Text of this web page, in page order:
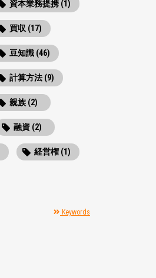
資本業務提携 (1)
買収 (17)
豆知識 (46)
計算方法 (9)
親族 (2)
融資 (2)
経営権 (1)
Keywords